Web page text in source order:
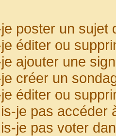
poster un sujet
éditer ou
ajouter une
créer un
éditer ou
je pas accéder
je pas voter